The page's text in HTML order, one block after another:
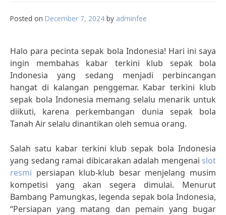
Posted on December 7, 2024 by adminfee
Halo para pecinta sepak bola Indonesia! Hari ini saya
ingin membahas kabar terkini klub sepak bola
Indonesia yang sedang menjadi perbincangan
hangat di kalangan penggemar. Kabar terkini klub
sepak bola Indonesia memang selalu menarik untuk
diikuti, karena perkembangan dunia sepak bola
Tanah Air selalu dinantikan oleh semua orang.
Salah satu kabar terkini klub sepak bola Indonesia
yang sedang ramai dibicarakan adalah mengenai slot
resmi persiapan klub-klub besar menjelang musim
kompetisi yang akan segera dimulai. Menurut
Bambang Pamungkas, legenda sepak bola Indonesia,
“Persiapan yang matang dan pemain yang bugar